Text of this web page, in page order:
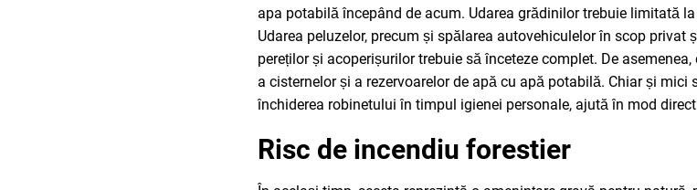
apa potabilă începând de acum. Udarea grădinilor trebuie limitată
Udarea peluzelor, precum și spălarea autovehiculelor în scop privat
pereților și acoperișurilor trebuie să înceteze complet. De
a cisternelor și a rezervoarelor de apă cu apă potabilă. Chiar și
închiderea robinetului în timpul igienei personale, ajută în mod
Risc de incendiu forestier